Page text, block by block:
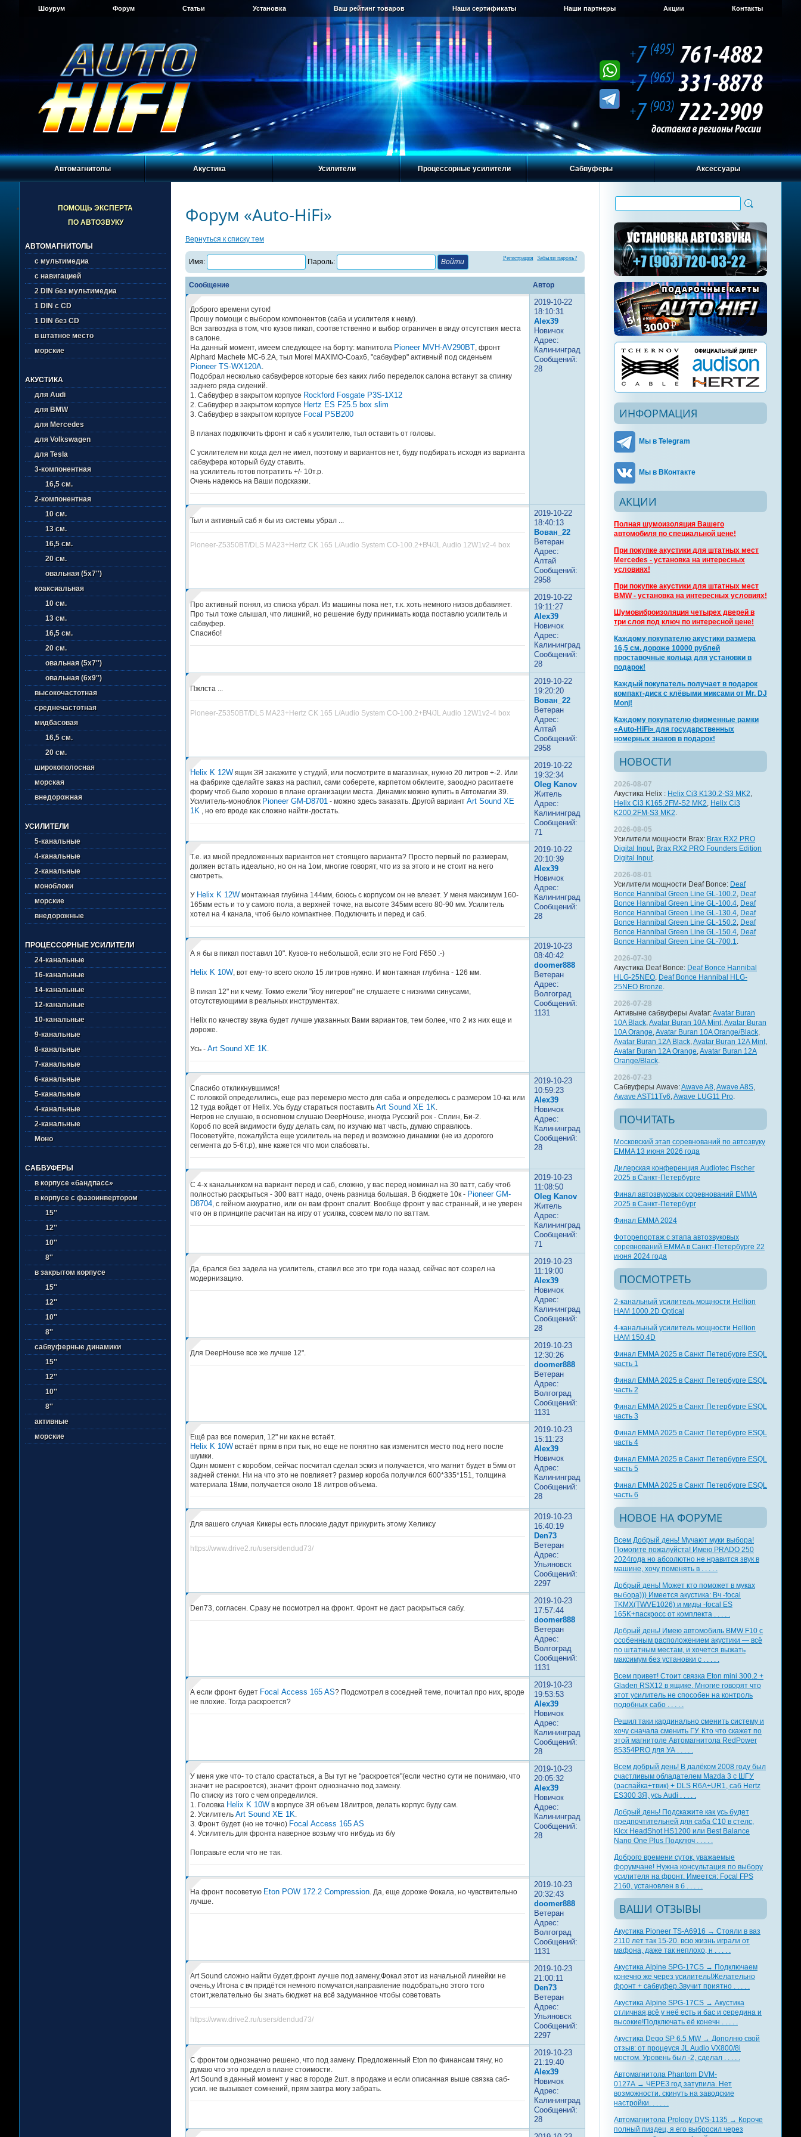
Шоурум Форум Статьи Установка Ваш рейтинг товаров Наши сертификаты Наши партнеры Акции Контакты
Автомагнитолы Акустика Усилители Процессорные усилители Сабвуферы Аксессуары
ПОМОЩЬ ЭКСПЕРТА
ПО АВТОЗВУКУ
АВТОМАГНИТОЛЫ
с мультимедиа
с навигацией
2 DIN без мультимедиа
1 DIN с CD
1 DIN без CD
в штатное место
морские
АКУСТИКА
для Audi
для BMW
для Mercedes
для Volkswagen
для Tesla
3-компонентная
16,5 см.
2-компонентная
10 см.
13 см.
16,5 см.
20 см.
овальная (5х7'')
коаксиальная
10 см.
13 см.
16,5 см.
20 см.
овальная (5х7'')
овальная (6х9'')
высокочастотная
среднечастотная
мидбасовая
16,5 см.
20 см.
широкополосная
морская
внедорожная
УСИЛИТЕЛИ
5-канальные
4-канальные
2-канальные
моноблоки
морские
внедорожные
ПРОЦЕССОРНЫЕ УСИЛИТЕЛИ
24-канальные
16-канальные
14-канальные
12-канальные
10-канальные
9-канальные
8-канальные
7-канальные
6-канальные
5-канальные
4-канальные
2-канальные
Моно
САБВУФЕРЫ
в корпусе «бандпасс»
в корпусе с фазоинвертором
15''
12''
10''
8''
в закрытом корпусе
15''
12''
10''
8''
сабвуферные динамики
15''
12''
10''
8''
активные
морские
Форум «Auto-HiFi»
Вернуться к списку тем
Имя: Пароль: Забыли пароль?
Регистрация
Сообщение Автор
Доброго времени суток!
Прошу помощи с выбором компонентов (саба и усилителя к нему).
Вся загвоздка в том, что кузов пикап, соответственно и выбор ограничен в виду отсутствия места
в салоне.
На данный момент, имеем следующее на борту: магнитола Pioneer MVH-AV290BT, фронт
Alphard Machete MC-6.2A, тыл Morel MAXIMO-Coax6, "сабвуфер" активный под сиденьем
Pioneer TS-WX120A.
Подобрал несколько сабвуферов которые без каких либо переделок салона встанут за спинку
заднего ряда сидений.
1. Сабвуфер в закрытом корпусе Rockford Fosgate P3S-1X12
2. Сабвуфер в закрытом корпусе Hertz ES F25.5 box slim
3. Сабвуфер в закрытом корпусе Focal PSB200
В планах подключить фронт и саб к усилителю, тыл оставить от головы.
С усилителем ни когда дел не имел, поэтому и вариантов нет, буду подбирать исходя из варианта
сабвуфера который буду ставить.
на усилитель готов потратить +/- 10т.р.
Очень надеюсь на Ваши подсказки.
2019-10-22
18:10:31
Alex39
Новичок
Адрес:
Калининград
Сообщений:
28
Тыл и активный саб я бы из системы убрал ...
Pioneer-Z5350BT/DLS MA23+Hertz CK 165 L/Audio System CO-100.2+ВЧ/JL Audio 12W1v2-4 box
2019-10-22
18:40:13
Вован_22
Ветеран
Адрес:
Алтай
Сообщений:
2958
Про активный понял, из списка убрал. Из машины пока нет, т.к. хоть немного низов добавляет.
Про тыл тоже слышал, что лишний, но решение буду принимать когда поставлю усилитель и
сабвуфер.
Спасибо!
2019-10-22
19:11:27
Alex39
Новичок
Адрес:
Калининград
Сообщений:
28
Пжлста ...
Pioneer-Z5350BT/DLS MA23+Hertz CK 165 L/Audio System CO-100.2+ВЧ/JL Audio 12W1v2-4 box
2019-10-22
19:20:20
Вован_22
Ветеран
Адрес:
Алтай
Сообщений:
2958
Helix K 12Wящик ЗЯ закажите у студий, или посмотрите в магазинах, нужно 20 литров +-2. Или
на фабрике сделайте заказ на распил, сами соберете, карпетом обклеите, заоодно раситаете
форму чтоб было хорошо в плане организации места. Динамик можно купить в Автомагии 39.
Усилитель-моноблок Pioneer GM-D8701- можно здесь заказать. Другой вариант Art Sound XE
1K, но его вроде как сложно найти-достать.
2019-10-22
19:32:34
Oleg Kanov
Житель
Адрес:
Калининград
Сообщений:
71
Т.е. из мной предложенных вариантов нет стоящего варианта? Просто первый по размерам,
должен встать идеально, но он на 1ом, многие говорят, что из за этого и не стоит на него
смотреть.
У Helix K 12Wмонтажная глубина 144мм, боюсь с корпусом он не влезет. У меня максимум 160-
165мм есть и то у самого пола, а верхней точке, на высоте 345мм всего 80-90 мм. Усилитель
хотел на 4 канала, чтоб было компактнее. Подключить и перед и саб.
2019-10-22
20:10:39
Alex39
Новичок
Адрес:
Калининград
Сообщений:
28
А я бы в пикап поставил 10". Кузов-то небольшой, если это не Ford F650 :-)
Helix K 10W, вот ему-то всего около 15 литров нужно. И монтажная глубина - 126 мм.
В пикап 12" ни к чему. Токмо ежели "йоу нигеров" не слушаете с низкими синусами,
отсутствующими в реальных инструментах.
Helix по качеству звука будет лучше указанных Вами вариантов, тем более, что 2 из них еще и
дороже.
Усь - Art Sound XE 1K.
2019-10-23
08:40:42
doomer888
Ветеран
Адрес:
Волгоград
Сообщений:
1131
Спасибо откликнувшимся!
С головкой определились, еще раз перемерю место для саба и определюсь с размером 10-ка или
12 туда войдет от Helix. Усь буду стараться поставить Art Sound XE 1K.
Негров не слушаю, в основном слушаю DeepHouse, иногда Русский рок - Сплин, Би-2.
Короб по всей видимости буду делать сам, по изучаю мат часть, думаю справлюсь.
Посоветуйте, пожалуйста еще усилитель на перед и возможно динамики (не из дорогого
сегмента до 5-6т.р), мне кажется что мои слабоваты.
2019-10-23
10:59:23
Alex39
Новичок
Адрес:
Калининград
Сообщений:
28
С 4-х канальником на вариант перед и саб, сложно, у вас перед номинал на 30 ватт, сабу чтоб
полностью раскрыться - 300 ватт надо, очень разница большая. В бюджете 10к - Pioneer GM-
D8704, с гейном аккуратно, или он вам фронт спалит. Вообще фронт у вас странный, и не уверен
что он в принципе расчитан на игру от усилка, совсем мало по ваттам.
2019-10-23
11:08:50
Oleg Kanov
Житель
Адрес:
Калининград
Сообщений:
71
Да, брался без задела на усилитель, ставил все это три года назад. сейчас вот созрел на
модернизацию.
2019-10-23
11:19:00
Alex39
Новичок
Адрес:
Калининград
Сообщений:
28
Для DeepHouse все же лучше 12".
2019-10-23
12:30:26
doomer888
Ветеран
Адрес:
Волгоград
Сообщений:
1131
Ещё раз все померил, 12" ни как не встаёт.
Helix K 10Wвстаёт прям в при тык, но еще не понятно как изменится место под него после
шумки.
Один момент с коробом, сейчас посчитал сделал эскиз и получается, что магнит будет в 5мм от
задней стенки. Ни на что это не повлияет? размер короба получился 600*335*151, толщина
материала 18мм, получается около 18 литров объема.
2019-10-23
15:11:23
Alex39
Новичок
Адрес:
Калининград
Сообщений:
28
Для вашего случая Кикеры есть плоские,дадут прикурить этому Хеликсу
https://www.drive2.ru/users/dendud73/
2019-10-23
16:40:19
Den73
Ветеран
Адрес:
Ульяновск
Сообщений:
2297
Den73, согласен. Сразу не посмотрел на фронт. Фронт не даст раскрыться сабу.
2019-10-23
17:57:44
doomer888
Ветеран
Адрес:
Волгоград
Сообщений:
1131
А если фронт будет Focal Access 165 AS? Подсмотрел в соседней теме, почитал про них, вроде
не плохие. Тогда раскроется?
2019-10-23
19:53:53
Alex39
Новичок
Адрес:
Калининград
Сообщений:
28
У меня уже что- то стало срастаться, а Вы тут не "раскроется"(если честно сути не понимаю, что
значит не раскроется), значит фронт однозначно под замену.
По списку из того с чем определился.
1. Головка Helix K 10Wв корпусе ЗЯ объем 18литров, делать корпус буду сам.
2. Усилитель Art Sound XE 1K.
З. Фронт будет (но не точно) Focal Access 165 AS
4. Усилитель для фронта наверное возьму что нибудь из б/у
Поправьте если что не так.
2019-10-23
20:05:32
Alex39
Новичок
Адрес:
Калининград
Сообщений:
28
На фронт посоветую Eton POW 172.2 Compression. Да, еще дороже Фокала, но чувствительно
лучше.
2019-10-23
20:32:43
doomer888
Ветеран
Адрес:
Волгоград
Сообщений:
1131
Art Sound сложно найти будет,фронт лучше под замену,Фокал этот из начальной линейки не
очень,у Итона с вч придётся немного помучатся,направление подобрать,но этого того
стоит,желательно бы знать бюджет на всё задуманное чтобы советовать
https://www.drive2.ru/users/dendud73/
2019-10-23
21:00:11
Den73
Ветеран
Адрес:
Ульяновск
Сообщений:
2297
С фронтом однозначно решено, что под замену. Предложенный Eton по финансам тяну, но
думаю что это предел в плане стоимости.
Art Sound в данный момент у нас в городе 2шт. в продаже и если описанная выше связка саб-
усил. не вызывает сомнений, прям завтра могу забрать.
2019-10-23
21:19:40
Alex39
Новичок
Адрес:
Калининград
Сообщений:
28
ИНФОРМАЦИЯ
Мы в Telegram
Мы в ВКонтакте
АКЦИИ
Полная шумоизоляция Вашего
автомобиля по специальной цене!
При покупке акустики для штатных мест
Mercedes - установка на интересных
условиях!
При покупке акустики для штатных мест
BMW - установка на интересных условиях!
Шумовиброизоляция четырех дверей в
три слоя под ключ по интересной цене!
Каждому покупателю акустики размера
16,5 см. дороже 10000 рублей
проставочные кольца для установки в
подарок!
Каждый покупатель получает в подарок
компакт-диск с клёвыми миксами от Mr. DJ
Monj!
Каждому покупателю фирменные рамки
«Auto-HiFi» для государственных
номерных знаков в подарок!
НОВОСТИ
2026-08-07
Акустика Helix : Helix Ci3 K130.2-S3 MK2,
Helix Ci3 K165.2FM-S2 MK2, Helix Ci3
K200.2FM-S3 MK2.
2026-08-05
Усилители мощности Brax: Brax RX2 PRO
Digital Input, Brax RX2 PRO Founders Edition
Digital Input.
2026-08-01
Усилители мощности Deaf Bonce: Deaf
Bonce Hannibal Green Line GL-100.2, Deaf
Bonce Hannibal Green Line GL-100.4, Deaf
Bonce Hannibal Green Line GL-130.4, Deaf
Bonce Hannibal Green Line GL-150.2, Deaf
Bonce Hannibal Green Line GL-150.4, Deaf
Bonce Hannibal Green Line GL-700.1.
2026-07-30
Акустика Deaf Bonce: Deaf Bonce Hannibal
HLG-25NEO, Deaf Bonce Hannibal HLG-
25NEO Bronze.
2026-07-28
Активыне сабвуферы Avatar:Avatar Buran
10A Black,Avatar Buran 10A Mint,Avatar Buran
10A Orange,Avatar Buran 10A Orange/Black,
Avatar Buran 12A Black,Avatar Buran 12A Mint,
Avatar Buran 12A Orange,Avatar Buran 12A
Orange/Black.
2026-07-23
Сабвуферы Awave:Awave A8,Awave A8S,
Awave AST11Tv6,Awave LUG11 Pro.
ПОЧИТАТЬ
Московский этап соревнований по автозвуку
EMMA 13 июня 2026 года
Дилерская конференция Audiotec Fischer
2025 в Санкт-Петербурге
Финал автозвуковых соревнований EMMA
2025 в Санкт-Петербург
Финал EMMA 2024
Фоторепортаж с этапа автозвуковых
соревнований EMMA в Санкт-Петербурге 22
июня 2024 года
ПОСМОТРЕТЬ
2-канальный усилитель мощности Hellion
HAM 1000.2D Optical
4-канальный усилитель мощности Hellion
HAM 150.4D
Финал EMMA 2025 в Санкт Петербурге ESQL
часть 1
Финал EMMA 2025 в Санкт Петербурге ESQL
часть 2
Финал EMMA 2025 в Санкт Петербурге ESQL
часть 3
Финал EMMA 2025 в Санкт Петербурге ESQL
часть 4
Финал EMMA 2025 в Санкт Петербурге ESQL
часть 5
Финал EMMA 2025 в Санкт Петербурге ESQL
часть 6
НОВОЕ НА ФОРУМЕ
Всем Добрый день! Мучают муки выбора!
Помогите пожалуйста! Имею PRADO 250
2024года но абсолютно не нравится звук в
машине, хочу поменять в . . . . .
Добрый день! Может кто поможет в муках
выбора))) Имеется акустика: Вч -focal
TKMX(TWVE1026) и миды -focal ES
165K+паскросс от комплекта . . . . .
Добрый день! Имею автомобиль BMW F10 с
особенным расположением акустики — всё
по штатным местам, и хочется выжать
максимум без установки с . . . . .
Всем привет! Стоит связка Eton mini 300.2 +
Gladen RSX12 в ящике. Многие говорят что
этот усилитель не способен на контроль
подобных сабо . . . . .
Решил таки кардинально сменить систему и
хочу сначала сменить ГУ. Кто что скажет по
этой магнитоле Автомагнитола RedPower
85354PRO для УА . . . . .
Всем добрый день! В далёком 2008 году был
счастливым обладателем Mazda 3 с ШГУ
(распайка+твик) + DLS R6A+UR1, саб Hertz
ES300 ЗЯ, усь Audi . . . . .
Добрый день! Подскажите как усь будет
предпочтительней для саба С10 в стелс,
Kicx HeadShot HS1200 или Best Balance
Nano One Plus Подключ . . . . .
Доброго времени суток, уважаемые
форумчане! Нужна консультация по выбору
усилителя на фронт. Имеется: Focal FPS
2160, установлен в б . . . . .
ВАШИ ОТЗЫВЫ
Акустика Pioneer TS-A6916 → Стояли в ваз
2110 лет так 15-20. всю жизнь играли от
мафона, даже так неплохо, н . . . . .
Акустика Alpine SPG-17CS → Подключаем
конечно же через усилитель!Желательно
фронт + сабвуфер.Звучит приятно . . . . .
Акустика Alpine SPG-17CS → Акустика
отличная,всё у неё есть и бас и середина и
высокие!Подключать её конечн . . . . .
Акустика Dego SP 6.5 MW → Дополню свой
отзыв: от процеуся JL Audio VX800/8i
мостом. Уровень был -2, сделал . . . . .
Автомагнитола Phantom DVM-
0127A → ЧЕРЕЗ год затупила. Нет
возможности. скинуть на заводские
настройки. . . . . .
Автомагнитола Prology DVS-1135 → Короче
полный пиздец, я его выбросил через